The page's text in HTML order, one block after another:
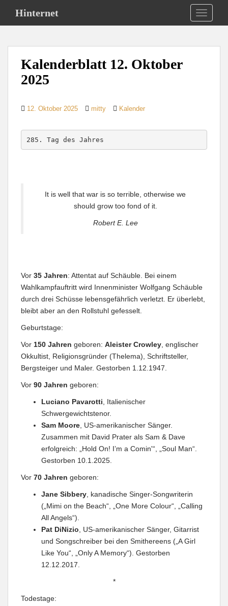
Hinternet
Kalenderblatt 12. Oktober
2025
12. Oktober 2025 mitty Kalender
285. Tag des Jahres
It is well that war is so terrible, otherwise we
should grow too fond of it.
Robert E. Lee
Vor 35 Jahren: Attentat auf Schäuble. Bei einem
Wahlkampfauftritt wird Innenminister Wolfgang Schäuble
durch drei Schüsse lebensgefährlich verletzt. Er überlebt,
bleibt aber an den Rollstuhl gefesselt.
Geburtstage:
Vor 150 Jahren geboren: Aleister Crowley , englischer
Okkultist, Religionsgründer (Thelema), Schriftsteller,
Bergsteiger und Maler. Gestorben 1.12.1947.
Vor 90 Jahren geboren:
Luciano Pavarotti , Italienischer
Schwergewichtstenor.
Sam Moore , US-amerikanischer Sänger.
Zusammen mit David Prater als Sam & Dave
erfolgreich: „Hold On! I’m a Comin'“, „Soul Man“.
Gestorben 10.1.2025.
Vor 70 Jahren geboren:
Jane Sibbery , kanadische Singer-Songwriterin
(„Mimi on the Beach“, „One More Colour“, „Calling
All Angels“).
Pat DiNizio , US-amerikanischer Sänger, Gitarrist
und Songschreiber bei den Smithereens („A Girl
Like You“, „Only A Memory“). Gestorben
12.12.2017.
*
Todestage: